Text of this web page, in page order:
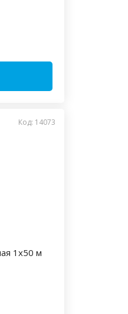
Код: 14073
1х50 м